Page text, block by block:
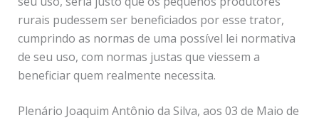
rurais pudessem ser beneficiados por esse trator,
cumprindo as normas de uma possível lei normativa
de seu uso, com normas justas que viessem a
beneficiar quem realmente necessita.
Plenário Joaquim Antônio da Silva, aos 03 de Maio de